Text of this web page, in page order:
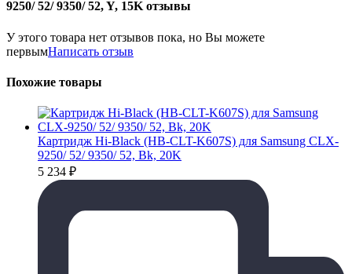
9250/ 52/ 9350/ 52, Y, 15K отзывы
У этого товара нет отзывов пока, но Вы можете
первымНаписать отзыв
Похожие товары
Картридж Hi-Black (HB-CLT-K607S) для Samsung CLX-
9250/ 52/ 9350/ 52, Bk, 20K
5 234 ₽